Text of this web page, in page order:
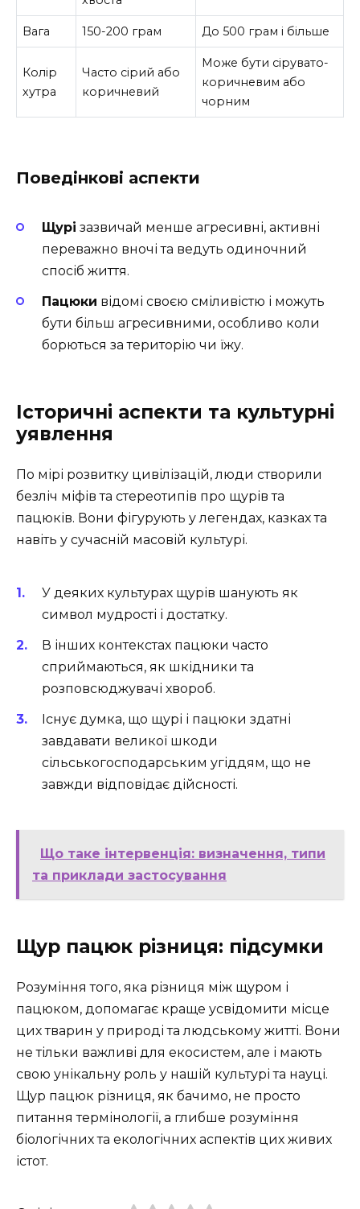
Вага 150-200 грам До 500 грам і більше
Колір
хутра
Часто сірий або
коричневий
Може бути сірувато-
коричневим або
чорним
Поведінкові аспекти
Щурі зазвичай менше агресивні, активні
переважно вночі та ведуть одиночний
спосіб життя.
Пацюки відомі своєю сміливістю і можуть
бути більш агресивними, особливо коли
борються за територію чи їжу.
Історичні аспекти та культурні
уявлення
По мірі розвитку цивілізацій, люди створили
безліч міфів та стереотипів про щурів та
пацюків. Вони фігурують у легендах, казках та
навіть у сучасній масовій культурі.
У деяких культурах щурів шанують як
символ мудрості і достатку.
В інших контекстах пацюки часто
сприймаються, як шкідники та
розповсюджувачі хвороб.
Існує думка, що щурі і пацюки здатні
завдавати великої шкоди
сільськогосподарським угіддям, що не
завжди відповідає дійсності.
Що таке інтервенція: визначення, типи
та приклади застосування
Щур пацюк різниця: підсумки
Розуміння того, яка різниця між щуром і
пацюком, допомагає краще усвідомити місце
цих тварин у природі та людському житті. Вони
не тільки важливі для екосистем, але і мають
свою унікальну роль у нашій культурі та науці.
Щур пацюк різниця, як бачимо, не просто
питання термінології, а глибше розуміння
біологічних та екологічних аспектів цих живих
істот.